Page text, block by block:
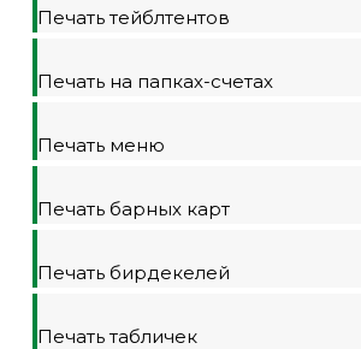
Печать тейблтентов
Печать на папках-счетах
Печать меню
Печать барных карт
Печать бирдекелей
Печать табличек